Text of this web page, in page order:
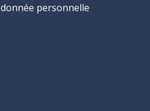
personnelle